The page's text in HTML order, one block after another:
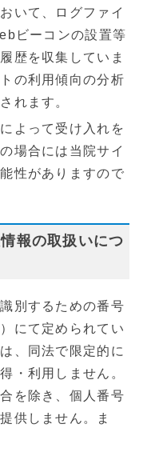
いて、ログファイ
ビーコンの設置等
歴を収集していま
の利用傾向の分析
れます。
よって受け入れを
場合には当院サイ
性がありますので
報の取扱いにつ
別するための番号
にて定められてい
、同法で限定的に
・利用しません。
を除き、個人番号
供しません。ま
木 金
土
1
13 14 15